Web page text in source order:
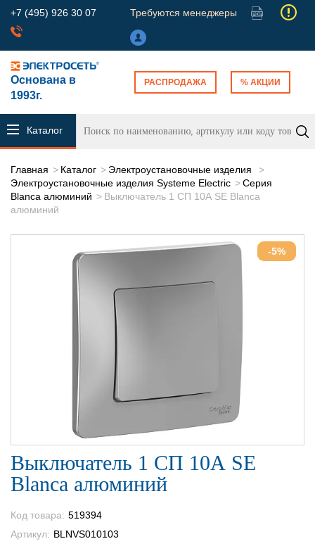
+7 (495) 926 30 07 Требуются менеджеры
Основана в
1993г.
РАСПРОДАЖА % АКЦИИ
Каталог
Главная Каталог
Электроустановочные изделия
Электроустановочные изделия Systeme Electric
Серия
Blanca алюминий
Выключатель 1 СП 10А SE Blanca
алюминий
-5%
Выключатель 1 СП 10А SE
Blanca алюминий
Код товара: 519394
Артикул: BLNVS010103